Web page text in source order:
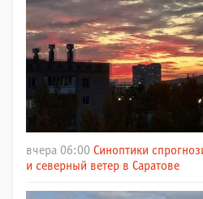
вчера 06:00 Синоптики
и северный ветер в Саратове